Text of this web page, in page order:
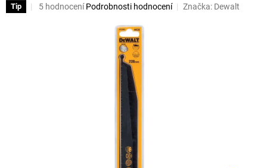
Tip
Průměrné
5 hodnocení Podrobnosti hodnocení Značka: Dewalt